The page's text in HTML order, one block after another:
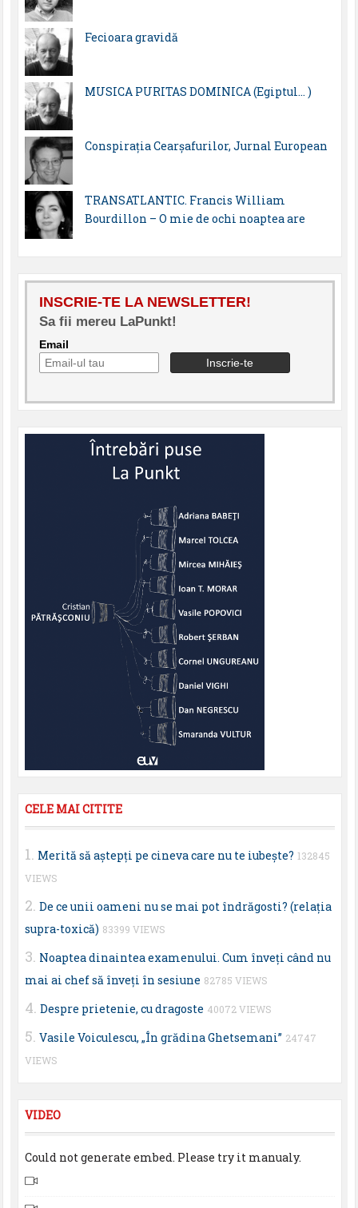
Fecioara gravidă
MUSICA PURITAS DOMINICA (Egiptul… )
Conspirația Cearșafurilor, Jurnal European
TRANSATLANTIC. Francis William
Bourdillon – O mie de ochi noaptea are
INSCRIE-TE LA NEWSLETTER!
Sa fii mereu LaPunkt!
Email
CELE MAI CITITE
Merită să aştepţi pe cineva care nu te iubeşte? 132845
VIEWS
De ce unii oameni nu se mai pot îndrăgosti? (relaţia
supra-toxică) 83399 VIEWS
Noaptea dinaintea examenului. Cum înveţi când nu
mai ai chef să înveţi în sesiune 82785 VIEWS
Despre prietenie, cu dragoste 40072 VIEWS
Vasile Voiculescu, „În grădina Ghetsemani” 24747
VIEWS
VIDEO
Could not generate embed. Please try it manualy.